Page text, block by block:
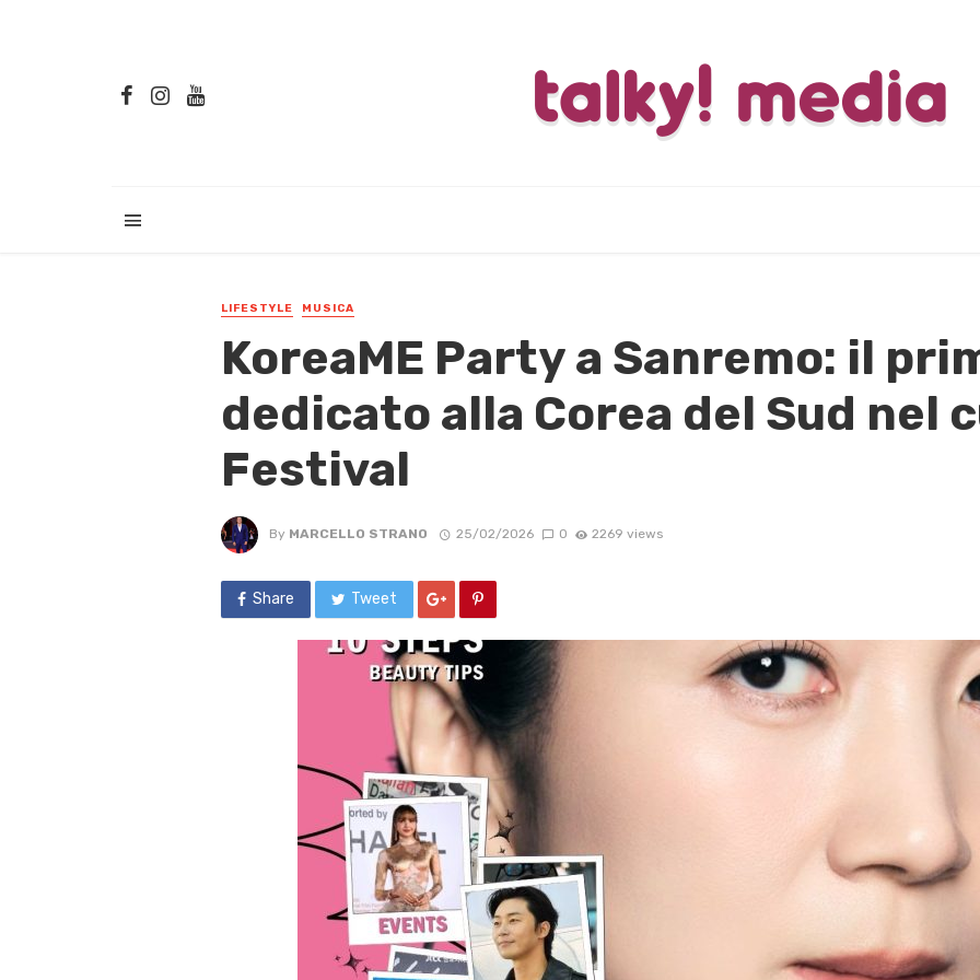
LIFESTYLE MUSICA
KoreaME Party a Sanremo: il
dedicato alla Corea del Sud nel
Festival
By MARCELLO STRANO 25/02/2026 0 2269 views
Share Tweet